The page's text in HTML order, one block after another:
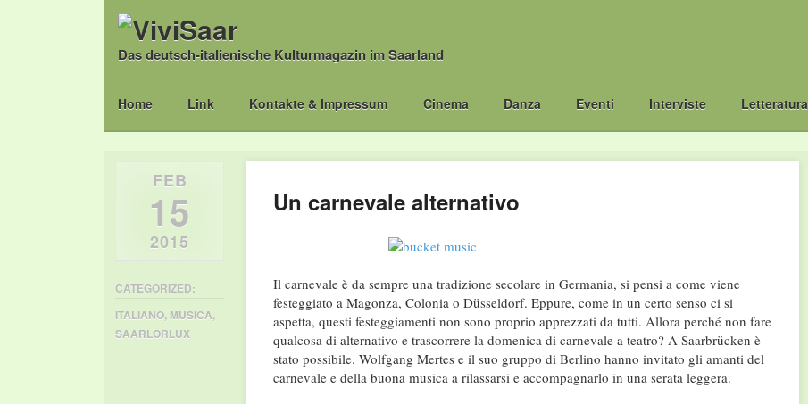
Das deutsch-italienische Kulturmagazin im Saarland
Main menu
Skip
Home Link Kontakte & Impressum Cinema Danza Eventi Interviste Letteratura
Un carnevale alternativo
Il carnevale è da sempre una tradizione secolare in Germania, si pensi a come viene
festeggiato a Magonza, Colonia o Düsseldorf. Eppure, come in un certo senso ci si
aspetta, questi festeggiamenti non sono proprio apprezzati da tutti. Allora perché non fare
qualcosa di alternativo e trascorrere la domenica di carnevale a teatro? A Saarbrücken è
stato possibile. Wolfgang Mertes e il suo gruppo di Berlino hanno invitato gli amanti del
carnevale e della buona musica a rilassarsi e accompagnarlo in una serata leggera.
FEB
15
2015
CATEGORIZED:
ITALIANO, MUSICA,
SAARLORLUX